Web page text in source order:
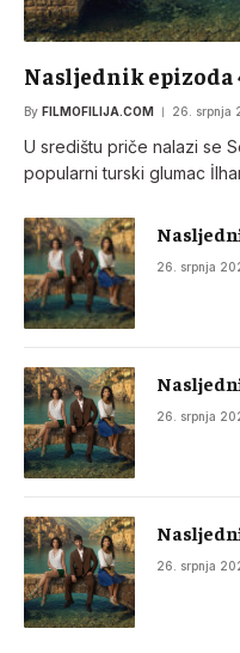
Nasljednik epizoda
By FILMOFILIJA.COM 26. srpnja
U središtu priče nalazi se
popularni turski glumac
26. srpnja
26. srpnja
26. srpnja